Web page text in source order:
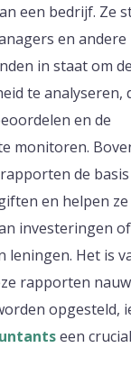
een bedrijf. Ze
en andere
in staat om
te analyseren,
en de
monitoren.
de
en helpen
investeringen
leningen. Het is
rapporten
opgesteld,
een